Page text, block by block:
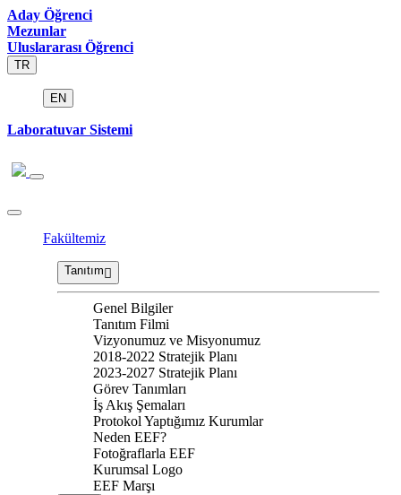
Aday Öğrenci
Mezunlar
Uluslararası Öğrenci
TR
EN
Laboratuvar Sistemi
Fakültemiz
Tanıtım
Genel Bilgiler
Tanıtım Filmi
Vizyonumuz ve Misyonumuz
2018-2022 Stratejik Planı
2023-2027 Stratejik Planı
Görev Tanımları
İş Akış Şemaları
Protokol Yaptığımız Kurumlar
Neden EEF?
Fotoğraflarla EEF
Kurumsal Logo
EEF Marşı